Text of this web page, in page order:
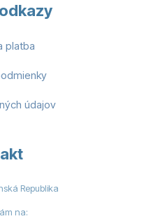
platba
údajov
Republika
na: